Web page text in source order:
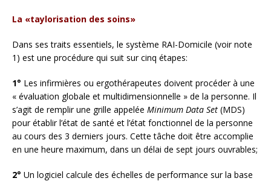
La «taylorisation des soins»
Dans ses traits essentiels, le système RAI-Domicile (voir note
1) est une procédure qui suit sur cinq étapes:
1° Les infirmières ou ergothérapeutes doivent procéder à une
« évaluation globale et multidimensionnelle » de la personne. Il
s’agit de remplir une grille appelée Minimum Data Set (MDS)
pour établir l’état de santé et l’état fonctionnel de la personne
au cours des 3 derniers jours. Cette tâche doit être accomplie
en une heure maximum, dans un délai de sept jours ouvrables;
2° Un logiciel calcule des échelles de performance sur la base